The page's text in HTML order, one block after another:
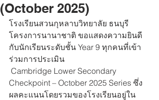
(October 2025)
โรงเรียนสวนกุหลาบวิทยาลัย ธนบุรี
โครงการนานาชาติ ขอแสดงความยินดี
กับนักเรียนระดับชั้น Year 9 ทุกคนที่เข้า
ร่วมการประเมิน
Checkpoint – October 2025 Series ซึ่ง
ผลคะแนนโดยรวมของโรงเรียนอยู่ใน